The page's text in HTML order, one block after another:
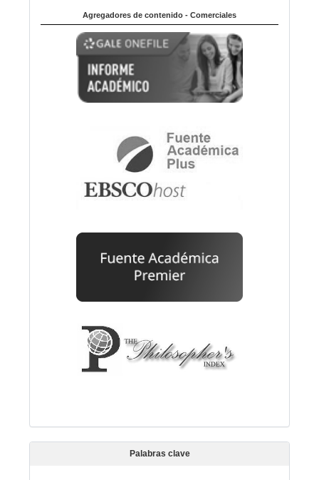
Agregadores de contenido - Comerciales
Palabras clave